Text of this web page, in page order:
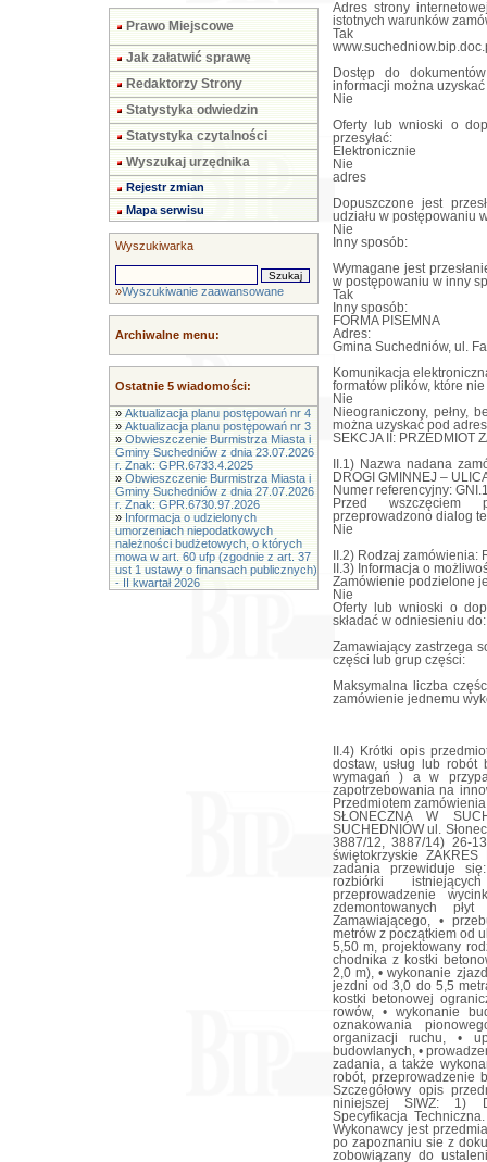
Prawo Miejscowe
Jak załatwić sprawę
Redaktorzy Strony
Statystyka odwiedzin
Statystyka czytalności
Wyszukaj urzędnika
Rejestr zmian
Mapa serwisu
Wyszukiwarka
»Wyszukiwanie zaawansowane
Archiwalne menu:
Ostatnie 5 wiadomości:
» Aktualizacja planu postępowań nr 4
» Aktualizacja planu postępowań nr 3
» Obwieszczenie Burmistrza Miasta i
Gminy Suchedniów z dnia 23.07.2026
r. Znak: GPR.6733.4.2025
» Obwieszczenie Burmistrza Miasta i
Gminy Suchedniów z dnia 27.07.2026
r. Znak: GPR.6730.97.2026
» Informacja o udzielonych
umorzeniach niepodatkowych
należności budżetowych, o których
mowa w art. 60 ufp (zgodnie z art. 37
ust 1 ustawy o finansach publicznych)
- II kwartał 2026
Adres strony
istotnych warunków
Tak
Dostęp do
informacji można
Nie
Oferty lub wnioski o
przesyłać:
Elektronicznie
Nie
adres
Dopuszczone jest
udziału w postępowaniu
Nie
Inny sposób:
Wymagane jest
w postępowaniu w inny
Tak
Inny sposób:
FORMA PISEMNA
Adres:
Gmina Suchedniów, ul.
Komunikacja
formatów plików, które
Nie
Nieograniczony, pełny,
można uzyskać pod
SEKCJA II: PRZEDMIOT
II.1) Nazwa nadana
DROGI GMINNEJ –
Numer referencyjny:
Przed wszczęciem
przeprowadzono dialog
Nie
II.2) Rodzaj zamówienia:
II.3) Informacja o
Zamówienie podzielone
Nie
Oferty lub wnioski o
składać w odniesieniu do:
Zamawiający zastrzega
części lub grup części:
Maksymalna liczba
zamówienie jednemu
II.4) Krótki opis
dostaw, usług lub robót
wymagań ) a w
zapotrzebowania na
Przedmiotem
SŁONECZNA W
SUCHEDNIÓW ul.
3887/12, 3887/14) 26-
świętokrzyskie
zadania przewiduje
rozbiórki
przeprowadzenie
zdemontowanych
Zamawiającego, •
metrów z początkiem od
5,50 m, projektowany
chodnika z kostki
2,0 m), • wykonanie
jezdni od 3,0 do 5,5
kostki betonowej
rowów, • wykonanie
oznakowania
organizacji ruchu, •
budowlanych, •
zadania, a także
robót, przeprowadzenie
Szczegółowy opis
niniejszej SIWZ: 1)
Specyfikacja
Wykonawcy jest
po zapoznaniu sie z
zobowiązany do